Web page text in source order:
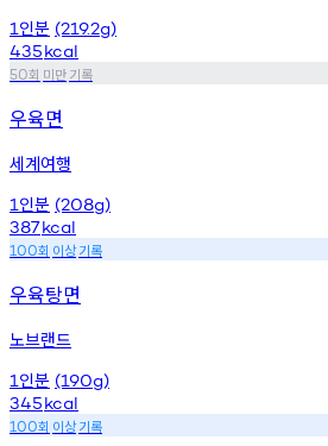
1 인분 (219.2g)
435kcal
50회 미만기록
우육면
세계여행
1 인분 (208g)
387kcal
100회 이상기록
우육탕면
노브랜드
1 인분 (190g)
345kcal
100회 이상기록